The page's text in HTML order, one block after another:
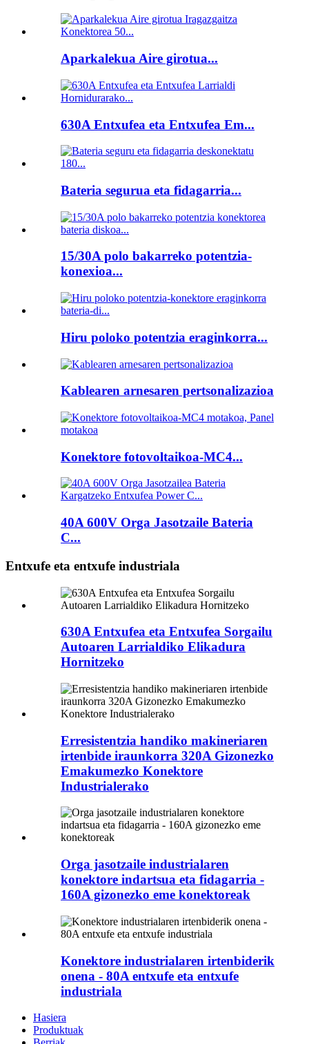
Aparkalekua Aire girotua...
630A Entxufea eta Entxufea Em...
Bateria segurua eta fidagarria...
15/30A polo bakarreko potentzia-
konexioa...
Hiru poloko potentzia eraginkorra...
Kablearen arnesaren pertsonalizazioa
Konektore fotovoltaikoa-MC4...
40A 600V Orga Jasotzaile Bateria
C...
Entxufe eta entxufe industriala
630A Entxufea eta Entxufea Sorgailu
Autoaren Larrialdiko Elikadura
Hornitzeko
Erresistentzia handiko makineriaren
irtenbide iraunkorra 320A Gizonezko
Emakumezko Konektore
Industrialerako
Orga jasotzaile industrialaren
konektore indartsua eta fidagarria -
160A gizonezko eme konektoreak
Konektore industrialaren irtenbiderik
onena - 80A entxufe eta entxufe
industriala
Hasiera
Produktuak